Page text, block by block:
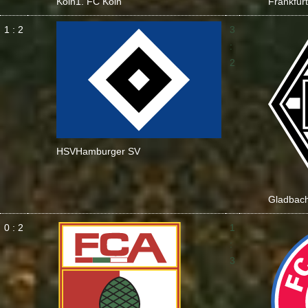
1 : 2
HSVHamburger SV
3
:
2
0 : 2
1
:
3